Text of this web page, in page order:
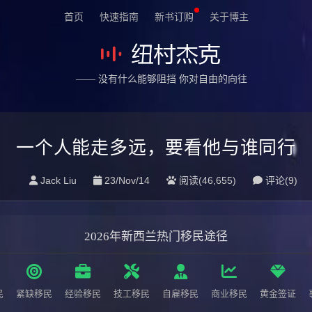
首页 快速指南 新书订购 关于博主
—— 没有什么能够阻挡 你对自由的向往
一个人能走多远，要看他与谁同行
Jack Liu 23/Nov/14 阅读(46,655) 评论(9)
2026年新西兰热门移民途径
紧缺移民 经验移民 技工移民 自雇移民 商业移民 黄金签证